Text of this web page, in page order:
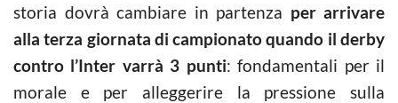
storia dovrà cambiare in partenza per arrivare
alla terza giornata di campionato quando il derby
contro l’Inter varrà 3 punti: fondamentali per il
morale e per alleggerire la pressione sulla